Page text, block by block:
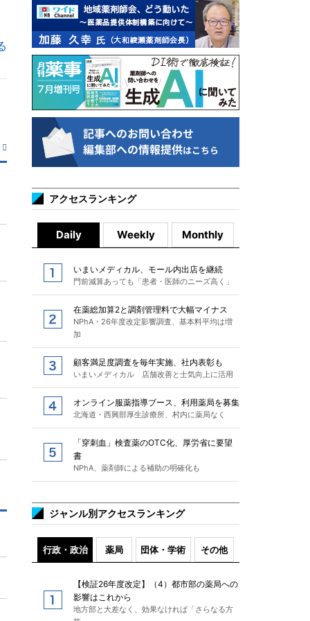
アクセスランキング
Daily Weekly Monthly
いまいメディカル、モール内出店を継続
門前減算あっても「患者・医師のニーズ高く」
在薬総加算2と調剤管理料で大幅マイナス
NPhA・26年度改定影響調査、基本料平均は増
加
顧客満足度調査を毎年実施、社内表彰も
いまいメディカル 店舗改善と士気向上に活用
オンライン服薬指導ブース、利用薬局を募集
北海道・西興部厚生診療所、村内に薬局なく
「穿刺血」検査薬のOTC化、厚労省に要望
書
NPhA、薬剤師による補助の明確化も
ジャンル別アクセスランキング
行政・政治 薬局 団体・学術 その他
【検証26年度改定】（4）都市部の薬局への
影響はこれから
地方部と大差なく、効果なければ「さらなる方